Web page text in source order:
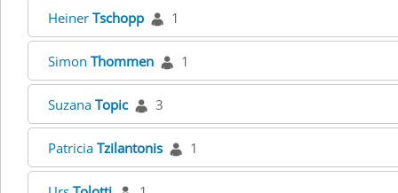
Heiner Tschopp 1
Simon Thommen 1
Suzana Topic 3
Patricia Tzilantonis 1